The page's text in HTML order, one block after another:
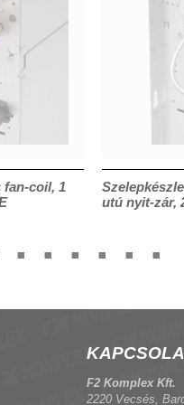
fan-coil, 1
utú nyit-zár,
F2 Komplex Kft.
2220 Vecsés,